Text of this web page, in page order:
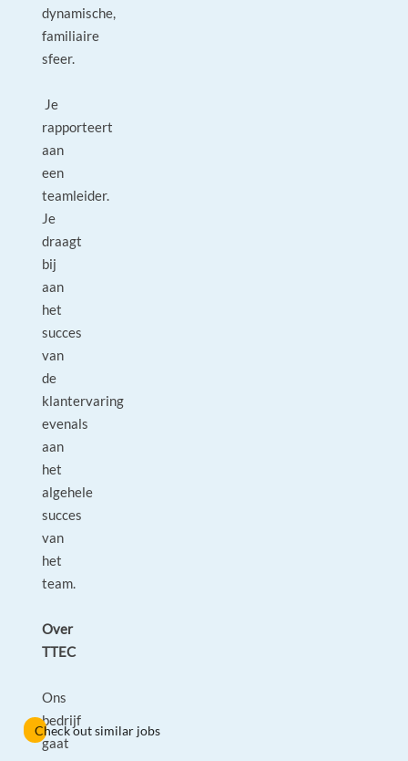
dynamische,
familiaire
sfeer.
Je
rapporteert
aan
een
teamleider.
Je
draagt
bij
aan
het
succes
van
de
klantervaring
evenals
aan
het
algehele
succes
van
het
team.
Over
TTEC
Ons
bedrijf
gaat
Check out similar jobs